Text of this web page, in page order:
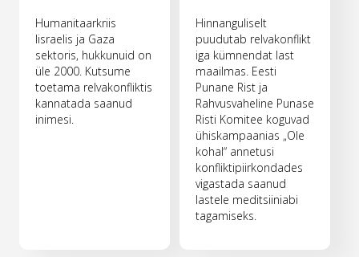
Humanitaarkriis
Iisraelis ja Gaza
sektoris, hukkunuid on
üle 2000. Kutsume
toetama relvakonfliktis
kannatada saanud
inimesi.
Hinnanguliselt
puudutab relvakonflikt
iga kümnendat last
maailmas. Eesti
Punane Rist ja
Rahvusvaheline Punase
Risti Komitee koguvad
ühiskampaanias „Ole
kohal“ annetusi
konfliktipiirkondades
vigastada saanud
lastele meditsiiniabi
tagamiseks.